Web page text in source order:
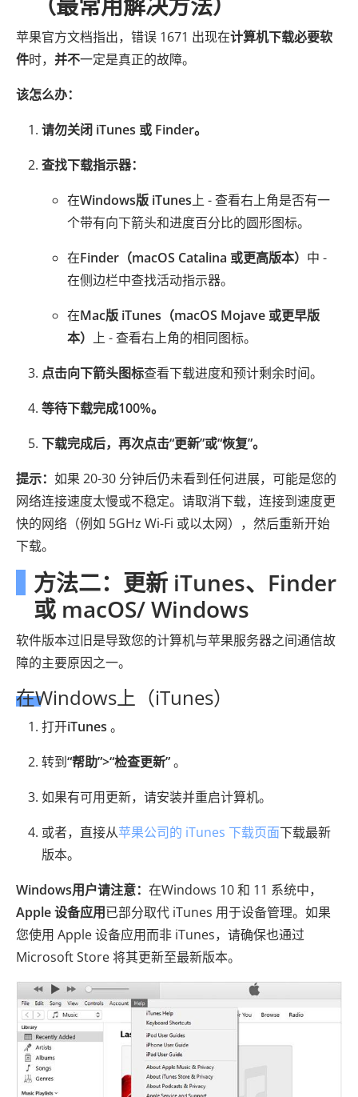
苹果官方文档指出，错误 1671 出现在计算机下载必要软
件时， 并不一定是真正的故障。
该怎么办：
请勿关闭 iTunes 或 Finder。
查找下载指示器：
在Windows版 iTunes上 - 查看右上角是否有一
个带有向下箭头和进度百分比的圆形图标。
在Finder（macOS Catalina 或更高版本） 中 -
在侧边栏中查找活动指示器。
在Mac版 iTunes（macOS Mojave 或更早版
本） 上 - 查看右上角的相同图标。
点击向下箭头图标查看下载进度和预计剩余时间。
等待下载完成100%。
下载完成后，再次点击“更新”或“恢复”。
提示： 如果 20-30 分钟后仍未看到任何进展，可能是您的
网络连接速度太慢或不稳定。请取消下载，连接到速度更
快的网络（例如 5GHz Wi-Fi 或以太网），然后重新开始
下载。
方法二：更新 iTunes、Finder
或 macOS/ Windows
软件版本过旧是导致您的计算机与苹果服务器之间通信故
障的主要原因之一。
在Windows上（iTunes）
打开iTunes 。
转到“帮助”>“检查更新”。
如果有可用更新，请安装并重启计算机。
或者，直接从苹果公司的 iTunes 下载页面下载最新
版本。
Windows用户请注意： 在Windows 10 和 11 系统中，
Apple 设备应用已部分取代 iTunes 用于设备管理。如果
您使用 Apple 设备应用而非 iTunes，请确保也通过
Microsoft Store 将其更新至最新版本。